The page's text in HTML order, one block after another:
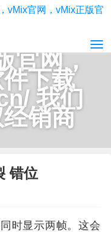
官网，
下载
我们
销商
错位
时显示两帧。这会